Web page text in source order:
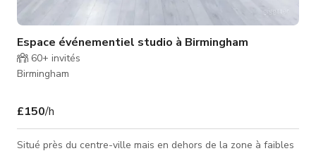
Espace événementiel studio à Birmingham
60+ invités
Birmingham
£150/h
Situé près du centre-ville mais en dehors de la zone à faibles